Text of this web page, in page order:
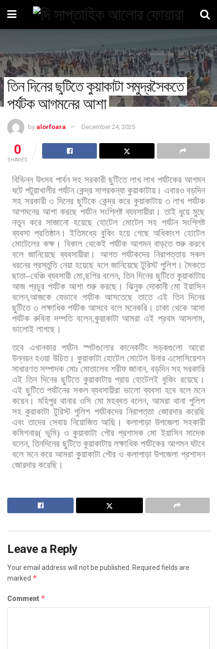
তিন দিনের ছুটিতে কুয়াকাটা সমুদ্রসৈকতে
পর্যটক আগমনের আশা
by alorfoara December 24, 2025
0
SHARES
বিভিন্ন উৎসব পার্বন সহ সরকারী ছুটিতে লাখ লাখ পর্যটকের আগমন
ঘটে পটুয়াখালীর পর্যটন কেন্দ্র সাগরকন্যা কুয়াকাটায়। এবারও বড়দিন
সহ সরকারী ৩ দিনের ছুটিকে কেন্দ্র করে কুয়াকাটায় ৩ লাখ পর্যটক
আগমনের আশা করছে পর্যটন সংশ্লিষ্ট ব্যবসায়ীরা। তাই ধুয়ে মুছে
নতুন করে সাজানো হয়েছে হোটেল মোটেল সহ পর্যটন সংশ্লিষ্ট
ব্যবসা প্রতিষ্ঠান। ইতিমধ্যে বুকিং হয়ে গেছে অধিকাংশ হোটেল
মোটেলের কক্ষ। বিকাল থেকেই পর্যটক আগমন বাড়তে শুরু করবে
বলে জানিয়েছে ব্যবসায়ীরা। আগত পর্যটকদের নিরাপত্তায় সকল
ধরনের প্রস্তুতি নেয়া হয়েছে বলে জানিয়েছে টুরিস্ট পুলিশ। সৈকতে
ছাতা–বেঞ্চি ব্যবসায়ী মো,ছগির বলেন, তিন দিনের ছুটিতে কুয়াকাটায়
আজ প্রচুর পর্যটক আশা শুরু করছে। ঝিনুক দোকানী মো ইয়াসিন
বলেন,আজকে যেভাবে পর্যটক আসতেছে তাতে এই তিন দিনের
ছুটিতে ৩ লক্ষাধিক পর্যটক আসবে বলে মনেকরি। ঢাকা থেকে আসা
পর্যটক রুবিনা দম্পতি বলেন,কুয়াকাটা আমরা এই প্রথম আসলাম,
ভালোই লাগছে।
তবে এখানকার পর্যটন স্পটগুলোর কানেকটিং সড়কগুলো আরো
উন্নয়ন হওয়া উচিত। কুয়াকাটা হোটেল মোটেল উনার এসোসিয়েশন
সাধারণত সম্পাদক মোঃ মোতালেব শরীফ জানান, বড়দিন সহ সরকারি
এই তিন দিনের ছুটিতে কুয়াকাটায় প্রায় হোটেলই বুকিং রয়েছে।
এই ছুটিতে পর্যটনের সকল ব্যবসায়ীরা ভালো ব্যবসা হবে বলে মনে
করেন। মহিপুর থানার ওসি মো মহব্বত বলেন,আমরা থানা পুলিশ
সহ কুয়াকাটা টুরিস্ট পুলিশ পর্যটকদের নিরাপত্তা জোরদার করেছি
এবং তাদের সেবায় নিয়োজিত আছি। কলাপাড়া উপজেলা সহকারী
কমিশনার(ভূমি) ও কুয়াকাটা পৌর প্রশাসক মো ইয়াসিন সাদেক
বলেন,তিনদিনের ছুটিতে কুয়াকাটায় লক্ষাধিক পর্যটকের আগমন ঘটবে
বলে মনে করে আমরা কুয়াকাটা পৌর ও কলাপাড়া উপজেলা প্রশাসন
জোরদার করেছি।
Leave a Reply
Your email address will not be published.
Required fields are
marked *
Comment *